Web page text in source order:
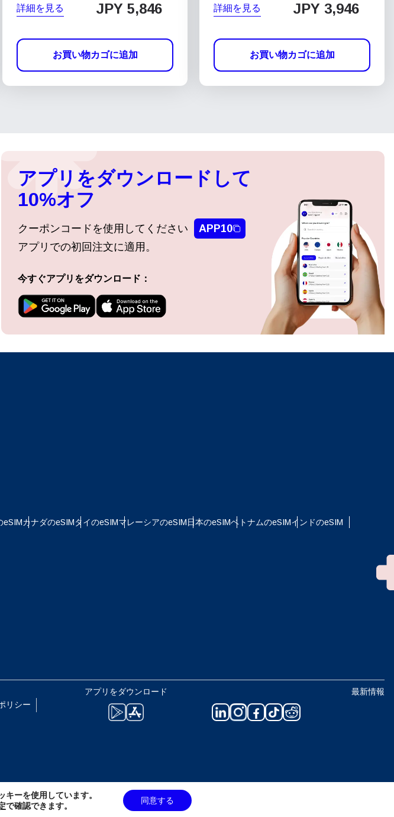
詳細を見る JPY 5,846
お買い物カゴに追加
詳細を見る JPY 3,946
お買い物カゴに追加
device supports eSIM
to request an eSIM activation.
you can enjoy the benefits
アプリをダウンロードして
10%オフ
クーポンコードを使用してください
APP10
アプリでの初回注文に適用。
今すぐアプリをダウンロード：
eSIMカナダのeSIMタイのeSIMマレーシアのeSIM日本のeSIMベトナムのeSIMインドのeSIM
リシー
アプリをダウンロード 最新情報
Español
Português
繁體中文
NZD - ニュージーランド・ドル
は登録
アカウントを作成してください。
ーを使用しています。
で確認できます。
同意する